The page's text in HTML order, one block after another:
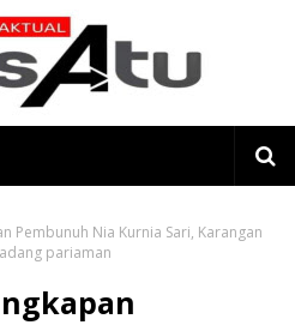
Pembunuh Nia Kurnia Sari, Karangan
pariaman